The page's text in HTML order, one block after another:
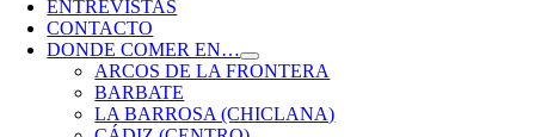
ENTREVISTAS
CONTACTO
DONDE COMER EN…
ARCOS DE LA FRONTERA
BARBATE
LA BARROSA (CHICLANA)